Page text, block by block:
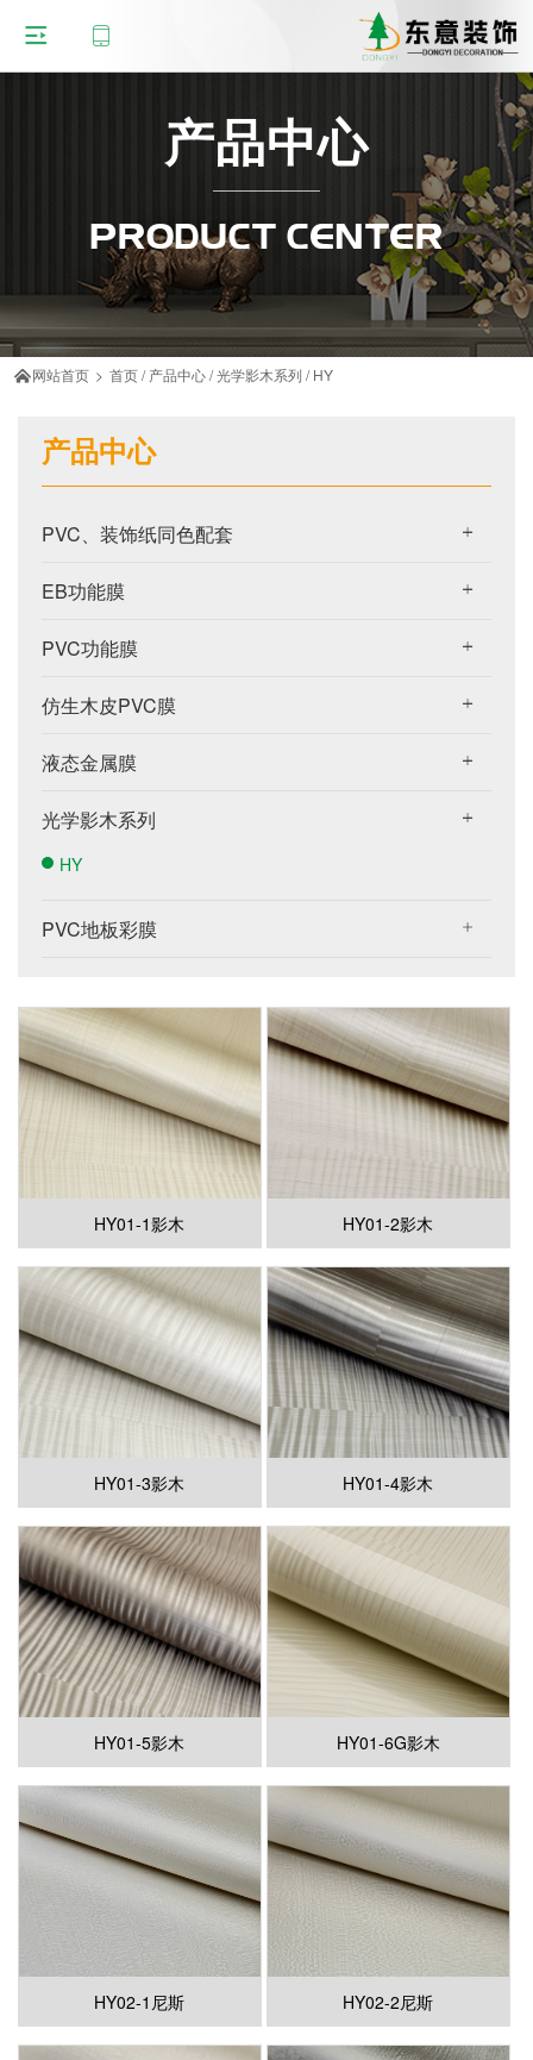
产品中心
PRODUCT CENTER
网站首页 > 首页/产品中心/光学影木系列 /HY
产品中心
PVC、装饰纸同色配套
EB功能膜
PVC功能膜
仿生木皮PVC膜
液态金属膜
光学影木系列
HY
PVC地板彩膜
HY01-1影木 HY01-2影木
HY01-3影木 HY01-4影木
HY01-5影木 HY01-6G影木
HY02-1尼斯 HY02-2尼斯